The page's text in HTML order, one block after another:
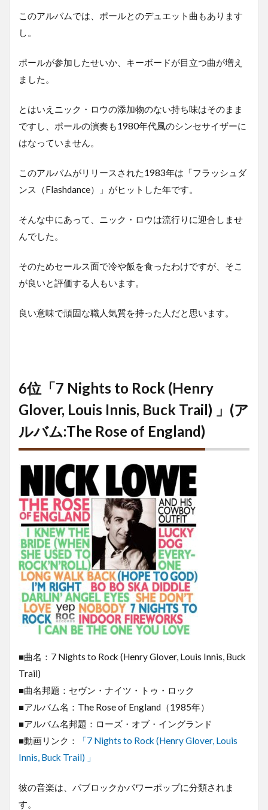
このアルバムでは、ポールとのデュエット曲もあります
し。
ポールが参加したせいか、キーボードが目立つ曲が増え
ました。
とはいえニック・ロウの添加物のない持ち味はそのまま
ですし、ポールの演奏も1980年代風のシンセサイザーに
はなっていません。
このアルバムがリリースされた1983年は「フラッシュダ
ンス（Flashdance）」がヒットした年です。
そんな中にあって、ニック・ロウは流行りに迎合しませ
んでした。
そのためセールス面で冷や飯を食ったわけですが、そこ
が良いと評価する人もいます。
良い意味で頑固な職人気質を持った人だと思います。
6位「7 Nights to Rock (Henry
Glover, Louis Innis, Buck Trail) 」(ア
ルバム:The Rose of England)
■曲名：7 Nights to Rock (Henry Glover, Louis Innis, Buck
Trail)
■曲名邦題：セヴン・ナイツ・トゥ・ロック
■アルバム名：The Rose of England（1985年）
■アルバム名邦題：ローズ・オブ・イングランド
■動画リンク：
「7 Nights to Rock (Henry Glover, Louis
Innis, Buck Trail) 」
彼の音楽は、パブロックかパワーポップに分類されま
す。